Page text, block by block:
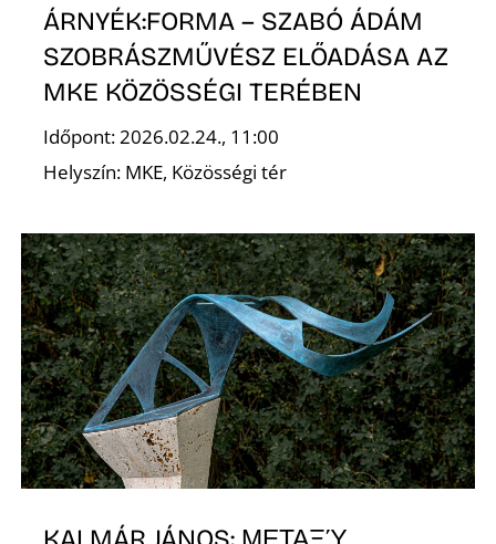
ÁRNYÉK:FORMA – SZABÓ ÁDÁM
SZOBRÁSZMŰVÉSZ ELŐADÁSA AZ
MKE KÖZÖSSÉGI TERÉBEN
Időpont: 2026.02.24., 11:00
Helyszín: MKE, Közösségi tér